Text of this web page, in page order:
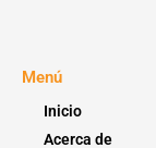
Menú
Inicio
Acerca de